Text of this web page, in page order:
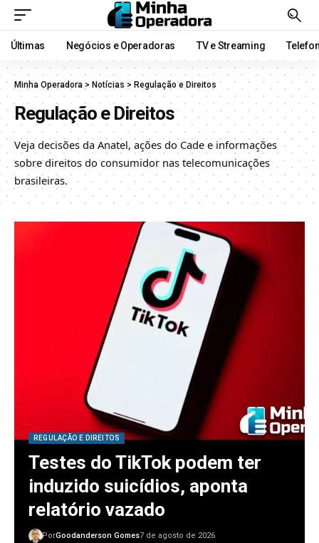
Últimas Negócios e Operadoras TV e Streaming
Minha Operadora > Notícias > Regulação e Direitos
Regulação e Direitos
Veja decisões da Anatel, ações do Cade e informações
sobre direitos do consumidor nas telecomunicações
brasileiras.
REGULAÇÃO E DIREITOS
Testes do TikTok podem ter
induzido suicídios, aponta
relatório vazado
PorGoodanderson Gomes7 de agosto de 2026